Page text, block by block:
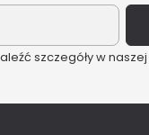
szczegóły w